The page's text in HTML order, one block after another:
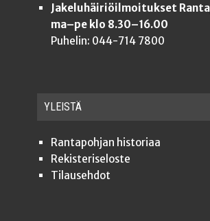
Jakeluhäiriöilmoitukset
ma–pe klo 8.30–16.00
Puhelin: 044-714 7800
YLEISTÄ
Ran­ta­poh­jan historiaa
Rekis­te­ri­se­los­te
Tilauseh­dot